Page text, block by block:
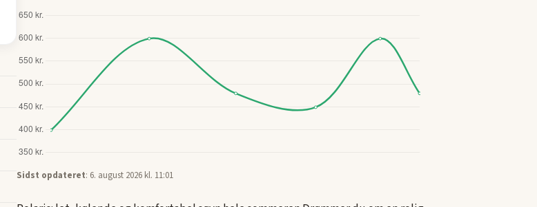
Sidst opdateret: 6. august 2026 kl. 11:01